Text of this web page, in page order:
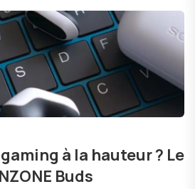
à la hauteur ? Le
Buds